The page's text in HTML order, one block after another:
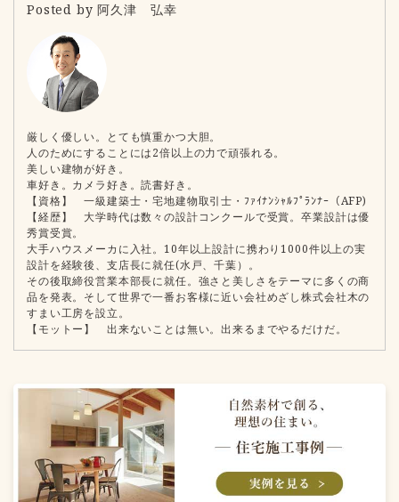
Posted by 阿久津 弘幸
厳しく優しい。とても慎重かつ大胆。
人のためにすることには2倍以上の力で頑張れる。
美しい建物が好き。
車好き。カメラ好き。読書好き。
【資格】 一級建築士・宅地建物取引士・ﾌｧｲﾅﾝｼｬﾙﾌﾟﾗﾝﾅｰ（AFP)
【経歴】 大学時代は数々の設計コンクールで受賞。卒業設計は優
秀賞受賞。
大手ハウスメーカに入社。10年以上設計に携わり1000件以上の実
設計を経験後、支店長に就任(水戸、千葉）。
その後取締役営業本部長に就任。強さと美しさをテーマに多くの商
品を発表。そして世界で一番お客様に近い会社めざし株式会社木の
すまい工房を設立。
【モットー】 出来ないことは無い。出来るまでやるだけだ。